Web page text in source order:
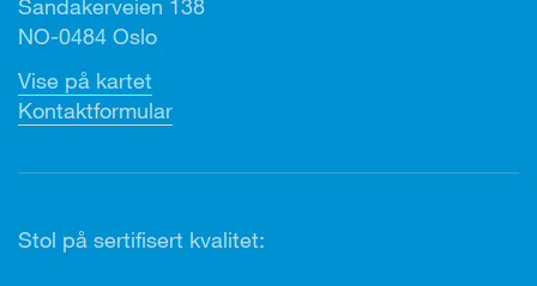
Sandakerveien 138
NO-0484 Oslo
Vise på kartet
Kontaktformular
Stol på sertifisert kvalitet: